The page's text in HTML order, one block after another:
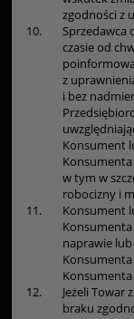
zgodności z
10.
Sprzedawca
czasie od
z
i bez
Konsument
w tym w
robocizny i
11.
Konsument
naprawie
12.
Jeżeli Towar
braku